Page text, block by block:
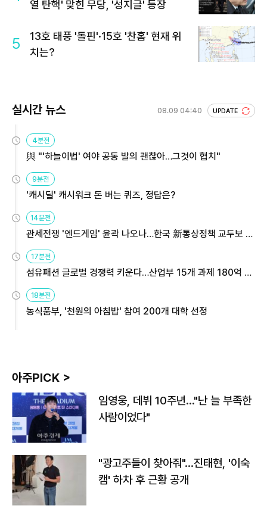
열 탄핵' 맞힌 무당, '성지글' 등장
5
13호 태풍 '돌핀'·15호 '찬홈' 현재 위
치는?
실시간 뉴스 08.09 04:40 UPDATE
4분전
與 "'하늘이법' 여야 공동 발의 괜찮아…그것이 협치"
9분전
'캐시딜' 캐시워크 돈 버는 퀴즈, 정답은?
14분전
관세전쟁 '엔드게임' 윤곽 나오나…한국 新통상정책 교두보 활
17분전
섬유패션 글로벌 경쟁력 키운다…산업부 15개 과제 180억 지
18분전
농식품부, '천원의 아침밥' 참여 200개 대학 선정
아주PICK >
임영웅, 데뷔 10주년…"난 늘 부족한
사람이었다"
"광고주들이 찾아줘"…진태현, '이숙
캠' 하차 후 근황 공개